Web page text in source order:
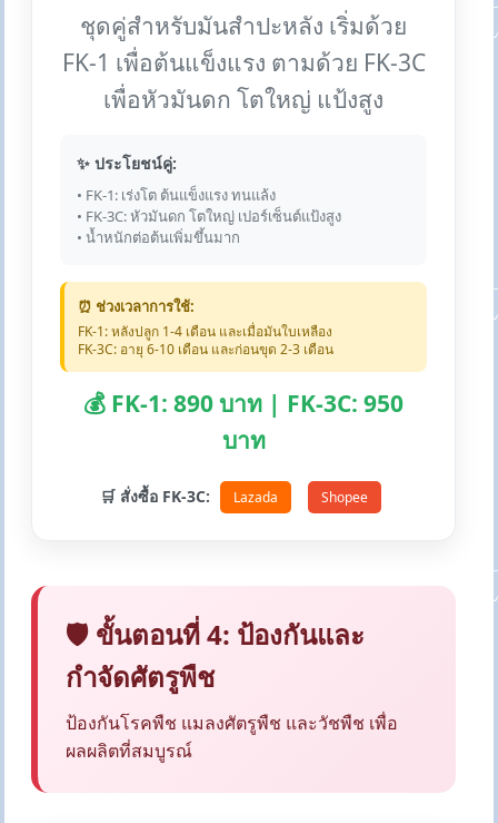
ชุดคู่สำหรับมันสำปะหลัง เริ่มด้วย
FK-1 เพื่อต้นแข็งแรง ตามด้วย FK-3C
เพื่อหัวมันดก โตใหญ่ แป้งสูง
✨ ประโยชน์คู่:
• FK-1: เร่งโต ต้นแข็งแรง ทนแล้ง
• FK-3C: หัวมันดก โตใหญ่ เปอร์เซ็นต์แป้งสูง
• น้ำหนักต่อต้นเพิ่มขึ้นมาก
⏰ ช่วงเวลาการใช้:
FK-1: หลังปลูก 1-4 เดือน และเมื่อมันใบเหลือง
FK-3C: อายุ 6-10 เดือน และก่อนขุด 2-3 เดือน
💰 FK-1: 890 บาท | FK-3C: 950
บาท
🛒 สั่งซื้อ FK-3C: Lazada Shopee
🛡️ ขั้นตอนที่ 4: ป้องกันและ
กำจัดศัตรูพืช
ป้องกันโรคพืช แมลงศัตรูพืช และวัชพืช เพื่อ
ผลผลิตที่สมบูรณ์